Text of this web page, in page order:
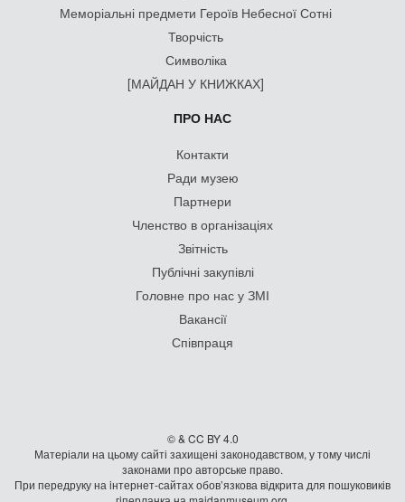
Меморіальні предмети Героїв Небесної Сотні
Творчість
Символіка
[МАЙДАН У КНИЖКАХ]
ПРО НАС
Контакти
Ради музею
Партнери
Членство в організаціях
Звітність
Публічні закупівлі
Головне про нас у ЗМІ
Вакансії
Співпраця
© & CC BY 4.0
Матеріали на цьому сайті захищені законодавством, у тому числі
законами про авторське право.
При передруку на iнтернет-сайтах обов’язкова відкрита для пошуковиків